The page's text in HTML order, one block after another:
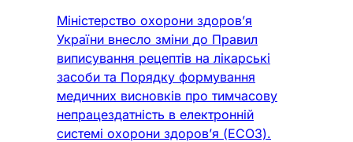
Міністерство охорони здоров’я
України внесло зміни до Правил
виписування рецептів на лікарські
засоби та Порядку формування
медичних висновків про тимчасову
непрацездатність в електронній
системі охорони здоров’я (ЕСОЗ).